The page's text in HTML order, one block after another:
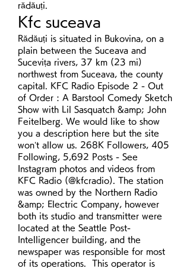
rădăuți.
Kfc suceava
Rădăuți is situated in Bukovina, on a
plain between the Suceava and
Sucevița rivers, 37 km (23 mi)
northwest from Suceava, the county
capital. KFC Radio Episode 2 - Out
of Order : A Barstool Comedy Sketch
Show with Lil Sasquatch &amp; John
Feitelberg. We would like to show
you a description here but the site
won’t allow us. 268K Followers, 405
Following, 5,692 Posts - See
Instagram photos and videos from
KFC Radio (@kfcradio). The station
was owned by the Northern Radio
&amp; Electric Company, however
both its studio and transmitter were
located at the Seattle Post-
Intelligencer building, and the
newspaper was responsible for most
of its operations.  This operator is